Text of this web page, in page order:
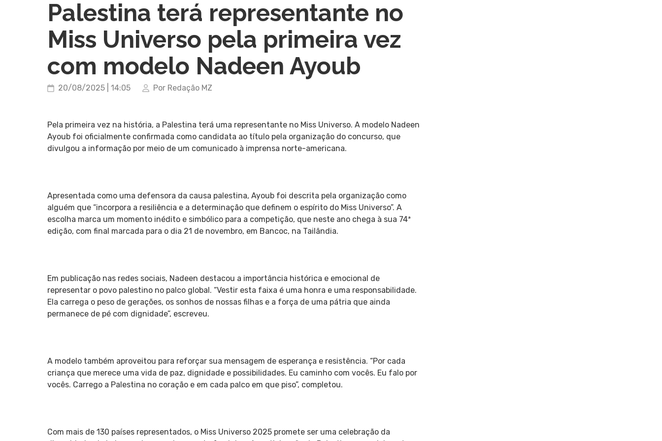
Palestina terá representante no
Miss Universo pela primeira vez
com modelo Nadeen Ayoub
20/08/2025 | 14:05 Por Redação MZ
Pela primeira vez na história, a Palestina terá uma representante no Miss Universo. A modelo Nadeen
Ayoub foi oficialmente confirmada como candidata ao título pela organização do concurso, que
divulgou a informação por meio de um comunicado à imprensa norte-americana.
Apresentada como uma defensora da causa palestina, Ayoub foi descrita pela organização como
alguém que “incorpora a resiliência e a determinação que definem o espírito do Miss Universo”. A
escolha marca um momento inédito e simbólico para a competição, que neste ano chega à sua 74ª
edição, com final marcada para o dia 21 de novembro, em Bancoc, na Tailândia.
Em publicação nas redes sociais, Nadeen destacou a importância histórica e emocional de
representar o povo palestino no palco global. “Vestir esta faixa é uma honra e uma responsabilidade.
Ela carrega o peso de gerações, os sonhos de nossas filhas e a força de uma pátria que ainda
permanece de pé com dignidade”, escreveu.
A modelo também aproveitou para reforçar sua mensagem de esperança e resistência. “Por cada
criança que merece uma vida de paz, dignidade e possibilidades. Eu caminho com vocês. Eu falo por
vocês. Carrego a Palestina no coração e em cada palco em que piso”, completou.
Com mais de 130 países representados, o Miss Universo 2025 promete ser uma celebração da